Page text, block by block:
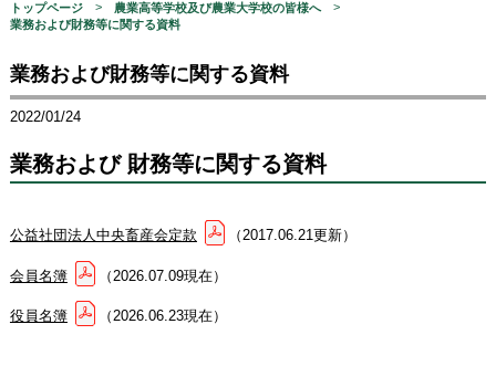
トップページ
農業高等学校及び農業大学校の皆様へ
業務および財務等に関する資料
業務および財務等に関する資料
2022/01/24
業務および 財務等に関する資料
公益社団法人中央畜産会定款 （2017.06.21更新）
会員名簿 （2026.07.09現在）
役員名簿 （2026.06.23現在）